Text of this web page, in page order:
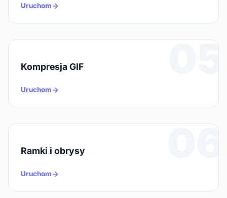
Uruchom
05
Kompresja GIF
Uruchom
06
Ramki i obrysy
Uruchom